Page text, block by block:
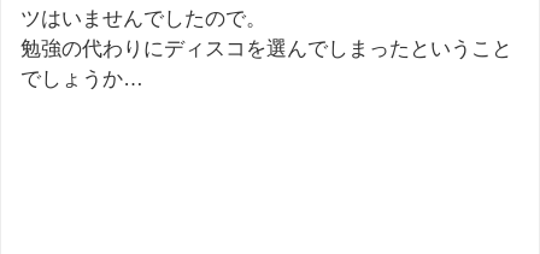
ツはいませんでしたので。
勉強の代わりにディスコを選んでしまったということ
でしょうか…